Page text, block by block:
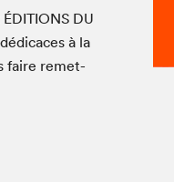
ÉDI­TIONS DU
à la
faire remet­